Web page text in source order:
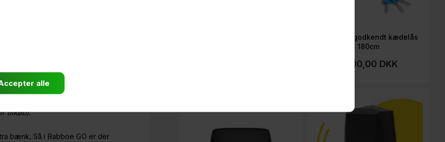
til dine behov - uanset om du skal
kan du hurtigt og nemt
autostol er tilkøb).
tilkøb).
bænk. Så i Babboe GO er der
Varefaktagodkendt kædelås
180cm
1.200,00 DKK